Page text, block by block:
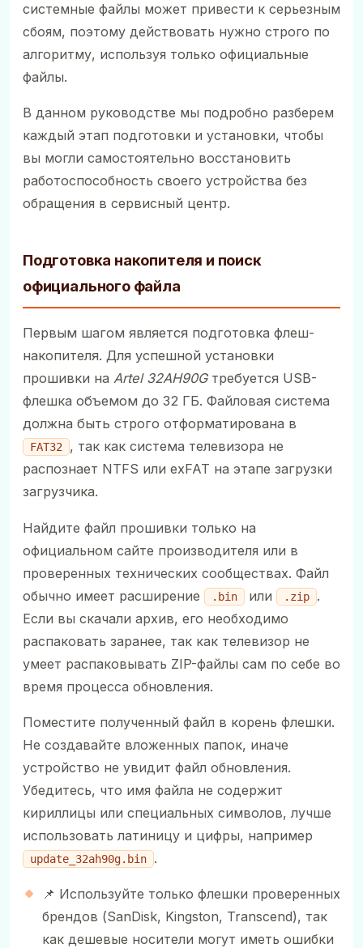
системные файлы может привести к серьезным
сбоям, поэтому действовать нужно строго по
алгоритму, используя только официальные
файлы.
В данном руководстве мы подробно разберем
каждый этап подготовки и установки, чтобы
вы могли самостоятельно восстановить
работоспособность своего устройства без
обращения в сервисный центр.
Подготовка накопителя и поиск
официального файла
Первым шагом является подготовка флеш-
накопителя. Для успешной установки
прошивки на Artel 32AH90Gтребуется USB-
флешка объемом до 32 ГБ. Файловая система
должна быть строго отформатирована в
FAT32
, так как система телевизора не
распознает NTFS или exFAT на этапе загрузки
загрузчика.
Найдите файл прошивки только на
официальном сайте производителя или в
проверенных технических сообществах. Файл
обычно имеет расширение
.bin или .zip
.
Если вы скачали архив, его необходимо
распаковать заранее, так как телевизор не
умеет распаковывать ZIP-файлы сам по себе во
время процесса обновления.
Поместите полученный файл в корень флешки.
Не создавайте вложенных папок, иначе
устройство не увидит файл обновления.
Убедитесь, что имя файла не содержит
кириллицы или специальных символов, лучше
использовать латиницу и цифры, например
update_32ah90g.bin .
📌 Используйте только флешки проверенных
брендов (SanDisk, Kingston, Transcend), так
как дешевые носители могут иметь ошибки